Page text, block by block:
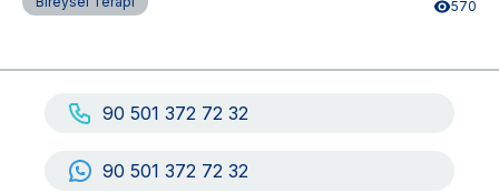
570
90 501 372 72 32
90 501 372 72 32